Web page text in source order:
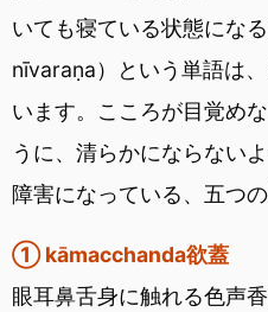
いても寝ている状態にな
nīvaraṇa）という単語は
います。こころが目覚め
うに、清らかにならない
障害になっている、五つの
① kāmacchanda欲蓋
眼耳鼻舌身に触れる色声